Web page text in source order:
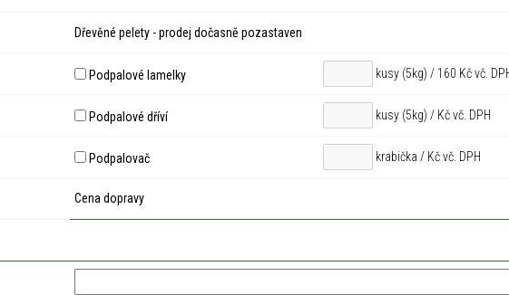
Dřevěné pelety - prodej dočasně pozastaven
Podpalové lamelky kusy (5kg) / 160 Kč vč.
Podpalové dříví kusy (5kg) / Kč vč. DPH
Podpalovač krabička / Kč vč. DPH
Cena dopravy